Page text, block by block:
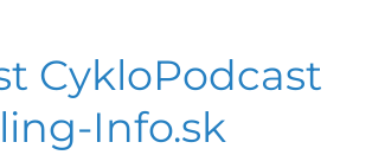
CykloPodcast
Info.sk